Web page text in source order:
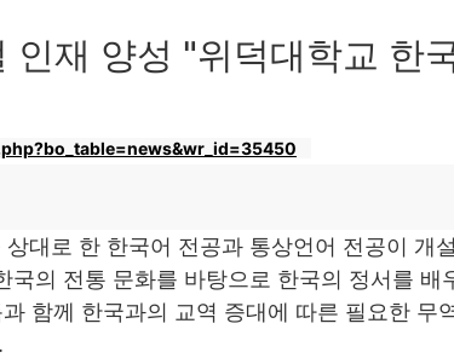
인재 양성 "위덕대학교 한
대로 한 한국어 전공과 통상언어 전공이 개
국의 전통 문화를 바탕으로 한국의 정서를 배
함께 한국과의 교역 증대에 따른 필요한 무